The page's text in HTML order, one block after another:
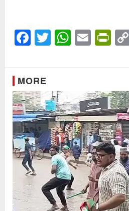
Facebook
Twitter
MORE